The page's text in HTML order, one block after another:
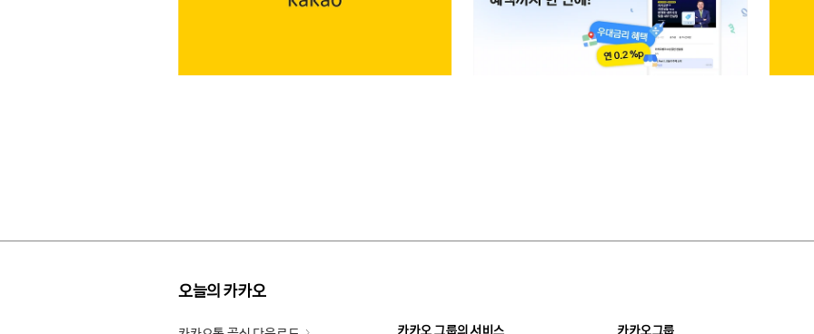
오늘의 카카오
카카오 그룹의 서비스 카카오그룹